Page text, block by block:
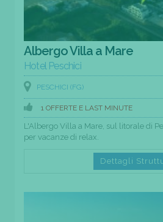
Albergo Villa a Mare
Hotel Peschici
PESCHICI (FG)
1 OFFERTE E LAST MINUTE
L'Albergo Villa a Mare, sul litorale di
per vacanze di relax.
Dettagli